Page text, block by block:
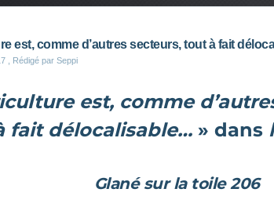
est, comme d’autres secteurs, tout à fait
, Rédigé par Seppi
est, comme
fait délocalisable… » dans
Glané sur la toile 206